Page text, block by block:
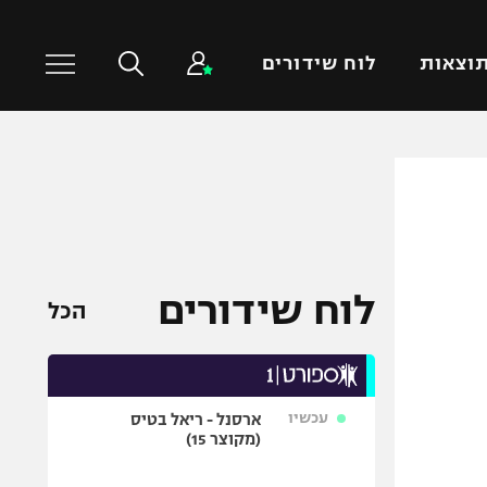
תוצאות לוח שידורים
שחייה
ג'ודו
ספורט אולימפי
לוח שידורים הכל
עכשיו
ארסנל - ריאל בטיס
(מקוצר 15)